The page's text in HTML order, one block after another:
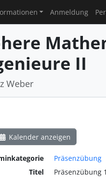
Anmeldung
II
Weber
Kalender anzeigen
Präsenzübung
Titel
Präsenzübung 1